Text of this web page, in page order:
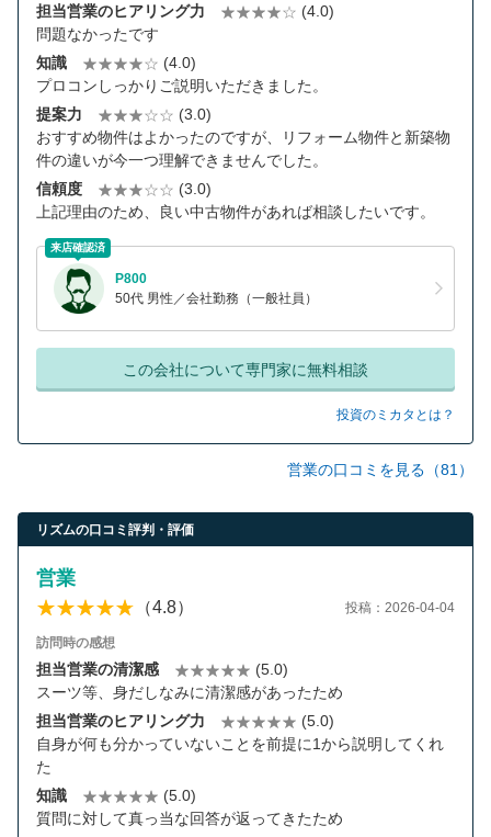
担当営業のヒアリング力
(4.0)
問題なかったです
知識
(4.0)
プロコンしっかりご説明いただきました。
提案力
(3.0)
おすすめ物件はよかったのですが、リフォーム物件と新築物
件の違いが今一つ理解できませんでした。
信頼度
(3.0)
上記理由のため、良い中古物件があれば相談したいです。
来店確認済
P800
50代 男性／会社勤務（一般社員）
この会社について専門家に無料相談
投資のミカタとは？
営業の口コミを見る（81）
リズムの口コミ評判・評価
営業
（4.8） 投稿：2026-04-04
訪問時の感想
担当営業の清潔感
(5.0)
スーツ等、身だしなみに清潔感があったため
担当営業のヒアリング力
(5.0)
自身が何も分かっていないことを前提に1から説明してくれ
た
知識
(5.0)
質問に対して真っ当な回答が返ってきたため